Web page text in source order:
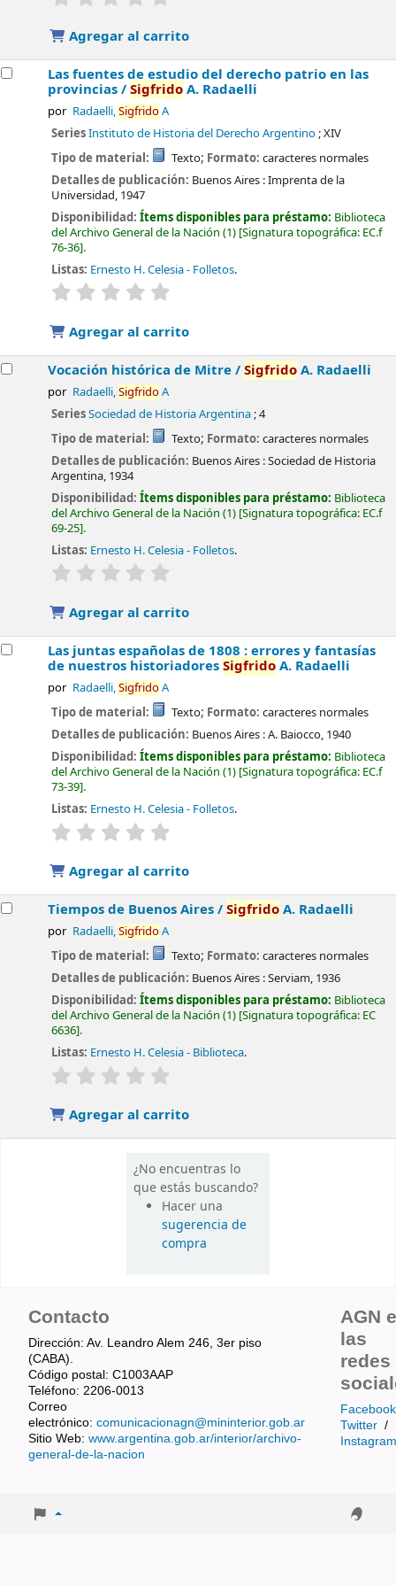
Agregar al carrito
Las fuentes de estudio del derecho patrio en las
provincias /SigfridoA. Radaelli
por Radaelli,SigfridoA
SeriesInstituto de Historia del Derecho Argentino; XIV
Tipo de material:
Texto; Formato: caracteres normales
Detalles de publicación: Buenos Aires :Imprenta de la
Universidad, 1947
Disponibilidad:Ítems disponibles para préstamo: Biblioteca
del Archivo General de la Nación (1) Signatura topográfica: EC.f
76-36 .
Listas: Ernesto H. Celesia - Folletos.
valoración
Agregar al carrito
Vocación histórica de Mitre /SigfridoA. Radaelli
por Radaelli,SigfridoA
SeriesSociedad de Historia Argentina; 4
Tipo de material:
Texto; Formato: caracteres normales
Detalles de publicación: Buenos Aires :Sociedad de Historia
Argentina, 1934
Disponibilidad:Ítems disponibles para préstamo: Biblioteca
del Archivo General de la Nación (1) Signatura topográfica: EC.f
69-25 .
Listas: Ernesto H. Celesia - Folletos.
valoración
Agregar al carrito
Las juntas españolas de 1808 : errores y fantasías
de nuestros historiadoresSigfridoA. Radaelli
por Radaelli,SigfridoA
Tipo de material: Texto; Formato: caracteres normales
Detalles de publicación: Buenos Aires :A. Baiocco, 1940
Disponibilidad:Ítems disponibles para préstamo: Biblioteca
del Archivo General de la Nación (1) Signatura topográfica: EC.f
73-39 .
Listas: Ernesto H. Celesia - Folletos.
valoración
Agregar al carrito
Tiempos de Buenos Aires /SigfridoA. Radaelli
por Radaelli,SigfridoA
Tipo de material: Texto; Formato: caracteres normales
Detalles de publicación: Buenos Aires :Serviam, 1936
Disponibilidad:Ítems disponibles para préstamo: Biblioteca
del Archivo General de la Nación (1) Signatura topográfica: EC
6636 .
Listas: Ernesto H. Celesia - Biblioteca.
valoración
Agregar al carrito
¿No encuentras lo
que estás buscando?
Hacer una
sugerencia de
compra
Contacto
Dirección: Av. Leandro Alem 246, 3er piso
(CABA).
Código postal: C1003AAP
Teléfono: 2206-0013
Correo
electrónico: comunicacionagn@mininterior.gob.ar
Sitio Web: www.argentina.gob.ar/interior/archivo-
general-de-la-nacion
AGN
las
redes
Facebook
Twitter /
Instagram